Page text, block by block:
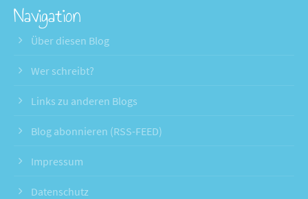
Navigation
Über diesen Blog
Wer schreibt?
Links zu anderen Blogs
Blog abonnieren (RSS-FEED)
Impressum
Datenschutz